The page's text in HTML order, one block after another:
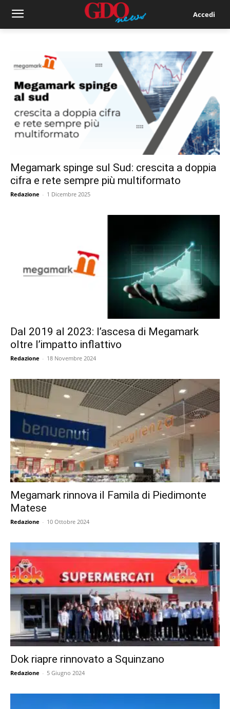
Accedi
Megamark spinge sul Sud: crescita a doppia
cifra e rete sempre più multiformato
Redazione - 1 Dicembre 2025
Dal 2019 al 2023: l’ascesa di Megamark
oltre l’impatto inflattivo
Redazione - 18 Novembre 2024
Megamark rinnova il Famila di Piedimonte
Matese
Redazione - 10 Ottobre 2024
Dok riapre rinnovato a Squinzano
Redazione - 5 Giugno 2024